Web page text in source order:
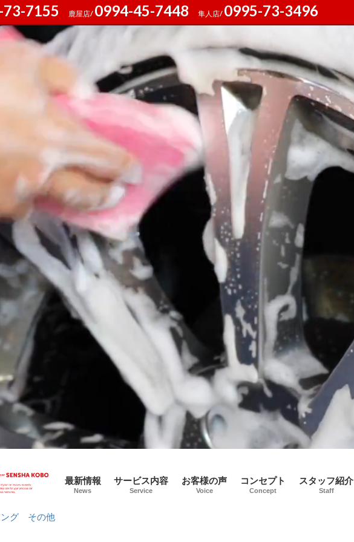
7155 鹿屋店/ 0994-45-7448 隼人店/ 0995-73-3496
最新情報
News
サービス内容
Service
お客様の声
Voice
コンセプト
Concept
スタッフ紹介
Staff
グ その他